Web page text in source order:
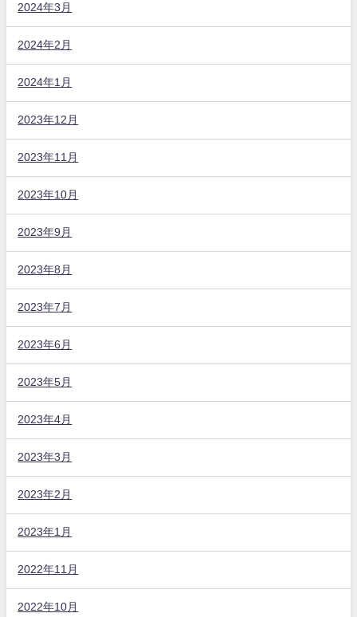
2024年3月
2024年2月
2024年1月
2023年12月
2023年11月
2023年10月
2023年9月
2023年8月
2023年7月
2023年6月
2023年5月
2023年4月
2023年3月
2023年2月
2023年1月
2022年11月
2022年10月